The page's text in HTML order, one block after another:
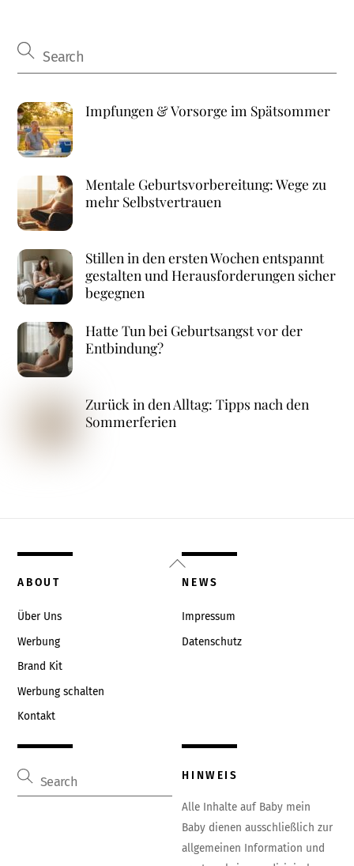
Impfungen & Vorsorge im Spätsommer
Mentale Geburtsvorbereitung: Wege zu
mehr Selbstvertrauen
Stillen in den ersten Wochen entspannt
gestalten und Herausforderungen sicher
begegnen
Hatte Tun bei Geburtsangst vor der
Entbindung?
Zurück in den Alltag: Tipps nach den
Sommerferien
Back
To
ABOUT
Über Uns
Werbung
Brand Kit
Werbung schalten
Kontakt
NEWS
Impressum
Datenschutz
HINWEIS
Alle Inhalte auf Baby mein
Baby dienen ausschließlich zur
allgemeinen Information und